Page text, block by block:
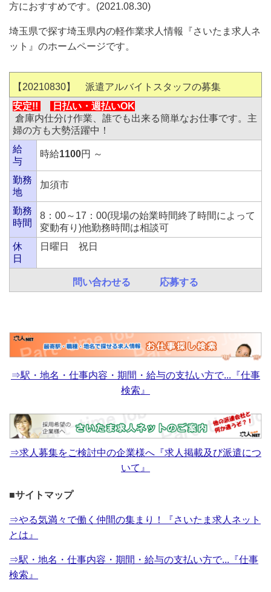
方におすすめです。(2021.08.30)
埼玉県で探す埼玉県内の軽作業求人情報『さいたま求人ネ
ット』のホームページです。
【20210830】 派遣アルバイトスタッフの募集
安定!!
日払い・ 週払いOK
倉庫内仕分け作業、誰でも出来る簡単なお仕事です。主
婦の方も大勢活躍中！
給
与
時給1100円 ～
勤務
地
加須市
勤務
時間
8：00～17：00(現場の始業時間終了時間によって
変動有り)他勤務時間は相談可
休
日
日曜日 祝日
問い合わせる 応募する
⇒駅・地名・仕事内容・期間・給与の支払い方で...『仕事
検索』
⇒求人募集をご検討中の企業様へ『求人掲載及び派遣につ
いて』
■サイトマップ
⇒やる気満々で働く仲間の集まり！『さいたま求人ネット
とは』
⇒駅・地名・仕事内容・期間・給与の支払い方で...『仕事
検索』